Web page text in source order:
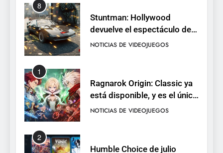
8
Stuntman: Hollywood
devuelve el espectáculo de
la conducción acrobática a
NOTICIAS DE VIDEOJUEGOS
1
Ragnarok Origin: Classic ya
está disponible, y es el único
RO F2P-friendly de la saga
NOTICIAS DE VIDEOJUEGOS
2
Humble Choice de julio